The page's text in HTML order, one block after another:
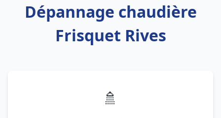
Dépannage chaudière
Frisquet Rives
🚿